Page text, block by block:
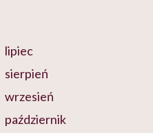
lipiec
sierpień
wrzesień
październik